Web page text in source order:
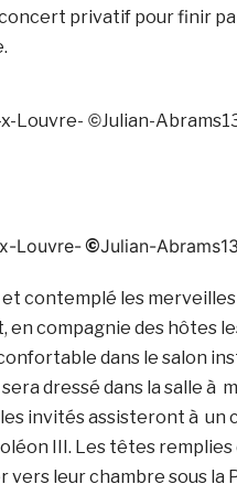
concert privatif pour finir
Louvre- ©Julian-
Louvre-©Julian-
contemplé les merveilles
en compagnie des hôtes
dans le salon
dressé dans la salle à
les invités assisteront à
III. Les têtes
leur chambre sous la